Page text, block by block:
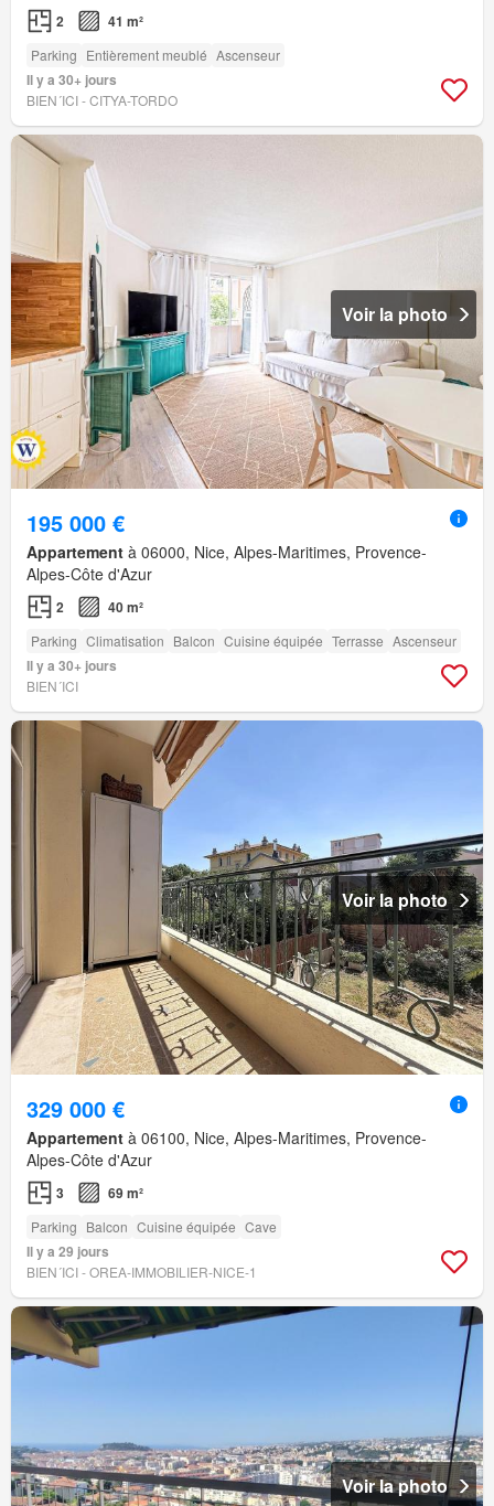
2 41 m²
Parking Entièrement meublé Ascenseur
Il y a 30+ jours
BIEN´ICI - CITYA-TORDO
Voir la photo
195 000 €
Appartement à 06000, Nice, Alpes-Maritimes, Provence-
Alpes-Côte d'Azur
2 40 m²
Parking Climatisation Balcon Cuisine équipée Terrasse Ascenseur
Il y a 30+ jours
BIEN´ICI
Voir la photo
329 000 €
Appartement à 06100, Nice, Alpes-Maritimes, Provence-
Alpes-Côte d'Azur
3 69 m²
Parking Balcon Cuisine équipée Cave
Il y a 29 jours
BIEN´ICI - OREA-IMMOBILIER-NICE-1
Voir la photo